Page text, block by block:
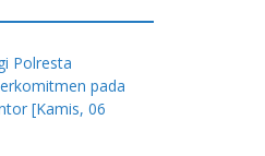
Polresta
pada
[Kamis, 06